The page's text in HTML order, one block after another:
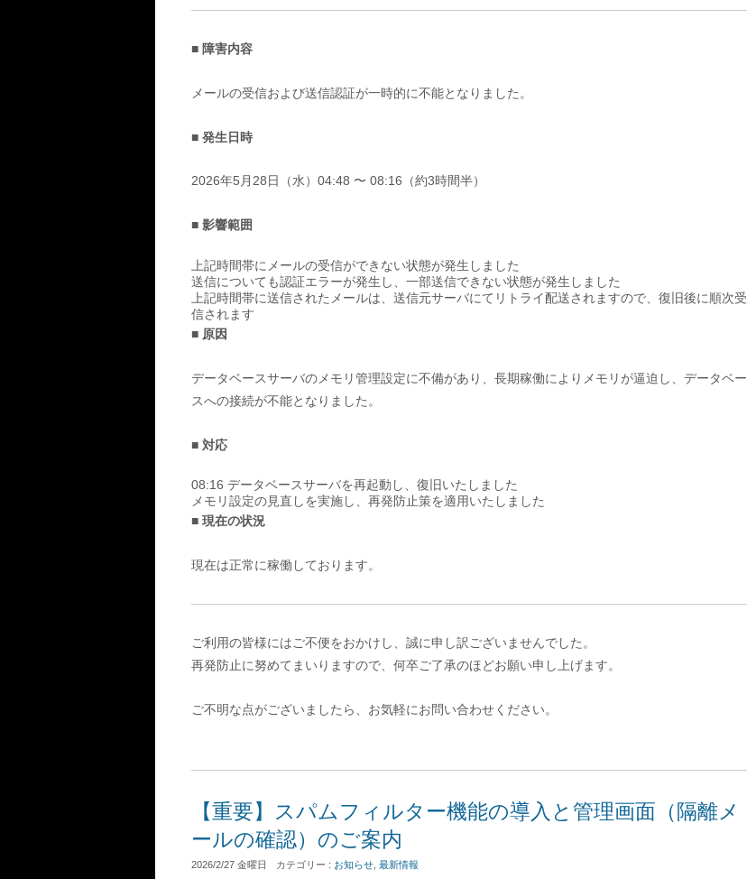
■ 障害内容
メールの受信および送信認証が一時的に不能となりました。
■ 発生日時
2026年5月28日（水）04:48 〜 08:16（約3時間半）
■ 影響範囲
上記時間帯にメールの受信ができない状態が発生しました
送信についても認証エラーが発生し、一部送信できない状態が発生しました
上記時間帯に送信されたメールは、送信元サーバにてリトライ配送されますので、復旧後に順次受
信されます
■ 原因
データベースサーバのメモリ管理設定に不備があり、長期稼働によりメモリが逼迫し、データベー
スへの接続が不能となりました。
■ 対応
08:16 データベースサーバを再起動し、復旧いたしました
メモリ設定の見直しを実施し、再発防止策を適用いたしました
■ 現在の状況
現在は正常に稼働しております。
ご利用の皆様にはご不便をおかけし、誠に申し訳ございませんでした。
再発防止に努めてまいりますので、何卒ご了承のほどお願い申し上げます。
ご不明な点がございましたら、お気軽にお問い合わせください。
【重要】スパムフィルター機能の導入と管理画面（隔離メ
ールの確認）のご案内
2026/2/27 金曜日 カテゴリー : お知らせ 最新情報